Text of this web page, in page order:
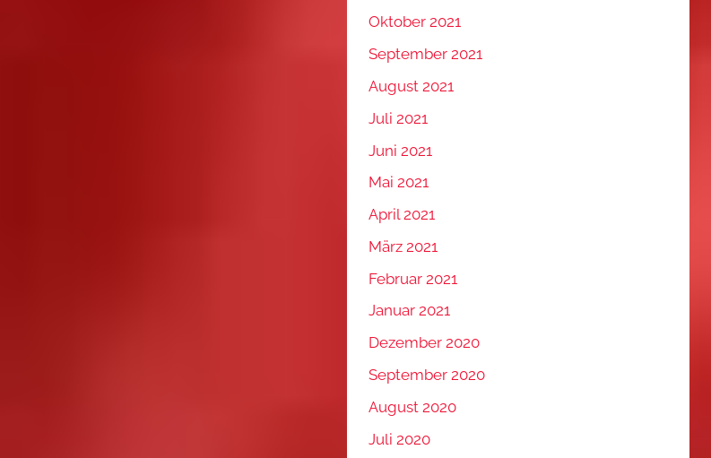
Oktober 2021
September 2021
August 2021
Juli 2021
Juni 2021
Mai 2021
April 2021
März 2021
Februar 2021
Januar 2021
Dezember 2020
September 2020
August 2020
Juli 2020